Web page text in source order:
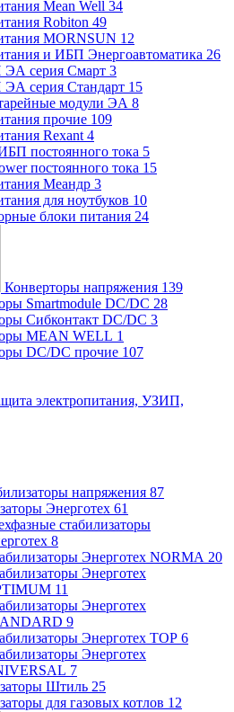
Mean Well 34
Robiton 49
MORNSUN 12
и ИБП Энергоавтоматика 26
ЭА серия Смарт 3
серия Стандарт 15
модули ЭА 8
прочие 109
Rexant 4
постоянного тока 5
постоянного тока 15
Меандр 3
для ноутбуков 10
блоки питания 24
Конверторы напряжения 139
Smartmodule DC/DC 28
Сибконтакт DC/DC 3
MEAN WELL 1
DC/DC прочие 107
электропитания, УЗИП,
напряжения 87
Энерготех 61
стабилизаторы
8
Энерготех NORMA 20
Энерготех
11
Энерготех
9
Энерготех TOP 6
Энерготех
7
Штиль 25
для газовых котлов 12